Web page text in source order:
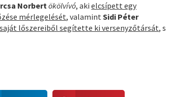
Norbertökölvívó, akielcsípett egy
mérlegelését, valamintSidi Péter
lőszereiből segítette ki versenyzőtársát, s